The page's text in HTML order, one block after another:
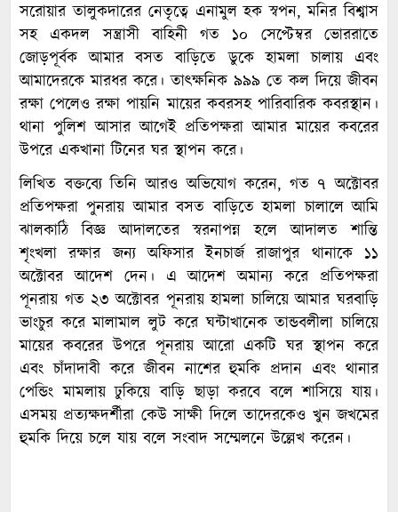
সরোয়ার তালুকদারের নেতৃত্বে এনামুল হক স্বপন, মনির বিশ্বাস
সহ একদল সন্ত্রাসী বাহিনী গত ১০ সেপ্টেম্বর ভোররাতে
জোড়পূর্বক আমার বসত বাড়িতে ডুকে হামলা চালায় এবং
আমাদেরকে মারধর করে। তাৎক্ষনিক ৯৯৯ তে কল দিয়ে জীবন
রক্ষা পেলেও রক্ষা পায়নি মায়ের কবরসহ পারিবারিক কবরস্থান।
থানা পুলিশ আসার আগেই প্রতিপক্ষরা আমার মায়ের কবরের
উপরে একখানা টিনের ঘর স্থাপন করে।
লিখিত বক্তব্যে তিনি আরও অভিযোগ করেন, গত ৭ অক্টোবর
প্রতিপক্ষরা পুনরায় আমার বসত বাড়িতে হামলা চালালে আমি
ঝালকাঠি বিজ্ঞ আদালতের স্বরনাপন্ন হলে আদালত শান্তি
শৃংখলা রক্ষার জন্য অফিসার ইনচার্জ রাজাপুর থানাকে ১১
অক্টোবর আদেশ দেন। এ আদেশ অমান্য করে প্রতিপক্ষরা
পূনরায় গত ২৩ অক্টোবর পূনরায় হামলা চালিয়ে আমার ঘরবাড়ি
ভাংচুর করে মালামাল লুট করে ঘন্টাখানেক তান্ডবলীলা চালিয়ে
মায়ের কবরের উপরে পূনরায় আরো একটি ঘর স্থাপন করে
এবং চাঁদাদাবী করে জীবন নাশের হুমকি প্রদান এবং থানার
পেন্ডিং মামলায় ঢুকিয়ে বাড়ি ছাড়া করবে বলে শাসিয়ে যায়।
এসময় প্রত্যক্ষদর্শীরা কেউ সাক্ষী দিলে তাদেরকেও খুন জখমের
হুমকি দিয়ে চলে যায় বলে সংবাদ সম্মেলনে উল্লেখ করেন।